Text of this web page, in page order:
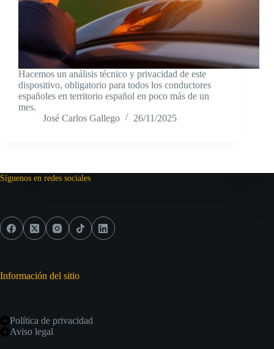
Hacemos un análisis técnico y privacidad de este
dispositivo, obligatorio para todos los conductores
españoles en territorio español en poco más de un
mes.
José Carlos Gallego
26/11/2025
Síguenos en redes sociales
Información del sitio
Política de privacidad
Aviso legal